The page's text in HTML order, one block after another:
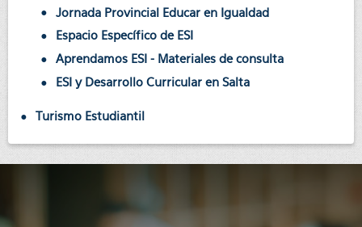
Jornada Provincial Educar en Igualdad
Espacio Específico de ESI
Aprendamos ESI - Materiales de consulta
ESI y Desarrollo Curricular en Salta
Turismo Estudiantil